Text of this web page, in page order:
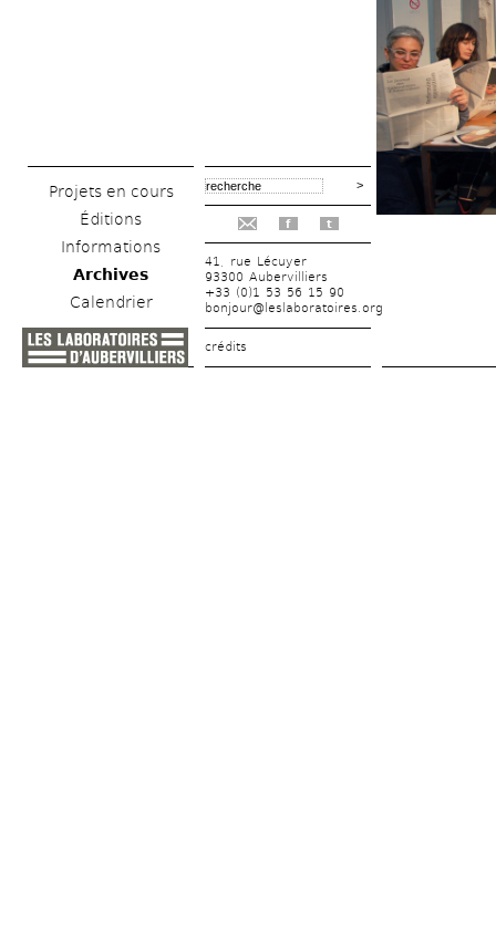
Projets en cours
Éditions
Informations
Archives
Calendrier
f t
41, rue Lécuyer
93300 Aubervilliers
+33 (0)1 53 56 15 90
bonjour@leslaboratoires.org
crédits